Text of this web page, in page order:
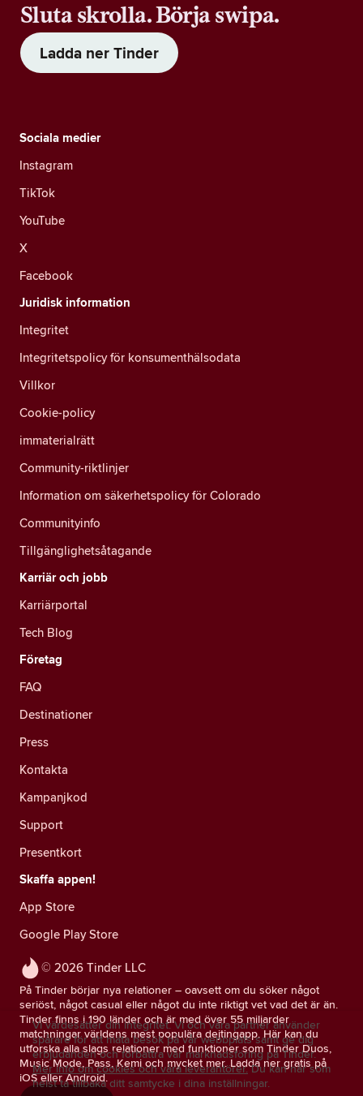
Sluta skrolla. Börja swipa.
Ladda ner Tinder
© 2026 Tinder LLC
På Tinder börjar nya relationer – oavsett om du söker något
seriöst, något casual eller något du inte riktigt vet vad det är än.
Tinder finns i 190 länder och är med över 55 miljarder
matchningar världens mest populära dejtingapp. Här kan du
utforska alla slags relationer med funktioner som Tinder Duos,
Music Mode, Pass, Kemi och mycket mer. Ladda ner gratis på
iOS eller Android.
Sociala medier
Instagram
TikTok
YouTube
X
Facebook
Juridisk information
Integritet
Integritetspolicy för konsumenthälsodata
Villkor
Cookie-policy
immaterialrätt
Community-riktlinjer
Information om säkerhetspolicy för Colorado
Communityinfo
Tillgänglighetsåtagande
Karriär och jobb
Karriärportal
Tech Blog
Företag
FAQ
Destinationer
Press
Kontakta
Kampanjkod
Support
Presentkort
Skaffa appen!
App Store
Google Play Store
Vi värdesätter din integritet. Vi och våra partner använder
spårare för att mäta besök på vår webbplats samt ge dig
erbjudanden och förbättra vår marknadsföring på Tinder.
Mer info om cookies och våra leverantörer. Du kan när som
helst ta tillbaka ditt samtycke i dina inställningar.